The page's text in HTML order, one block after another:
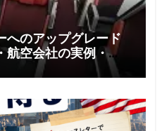
へのアップグレード
航空会社の実例・お
【2026年版】